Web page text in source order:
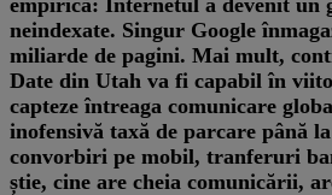
neindexate. Singur Google
miliarde de pagini. Mai mult,
Date din Utah va fi capabil în
capteze întreaga comunicare
inofensivă taxă de parcare până
convorbiri pe mobil, tranferuri
știe, cine are cheia comunicării,